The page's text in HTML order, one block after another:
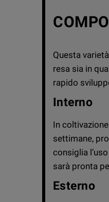
Questa
resa sia in
rapido
Interno
In
settimane,
consiglia
sarà pronta
Esterno